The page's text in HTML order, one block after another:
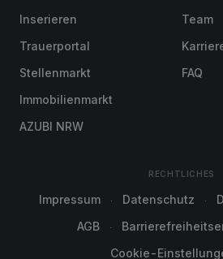
Inserieren
Trauerportal
Stellenmarkt
Immobilienmarkt
AZUBI NRW
Team
FAQ
RECHTLICHES
Impressum Datenschutz
AGB
Cookie-